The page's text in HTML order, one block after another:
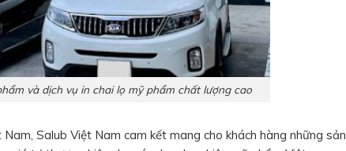
và dịch vụ in chai lọ mỹ phẩm chất lượng cao
Salub Việt Nam cam kết mang cho khách hàng những sản